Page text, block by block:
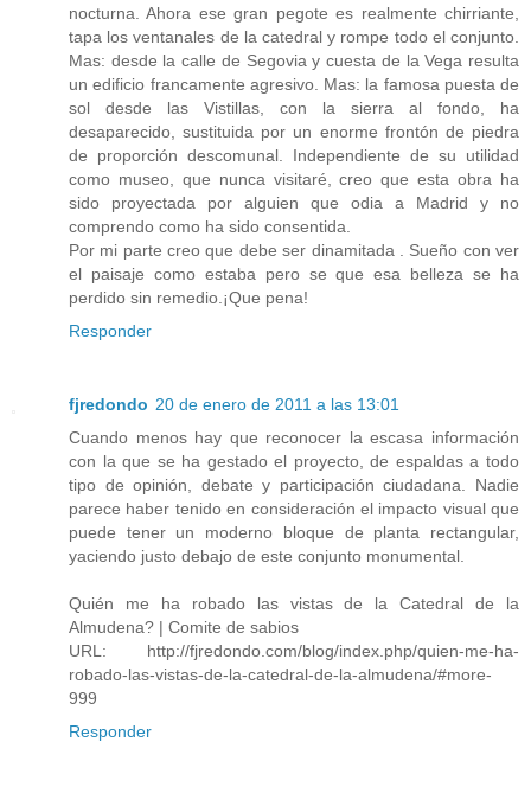
nocturna. Ahora ese gran pegote es realmente chirriante,
tapa los ventanales de la catedral y rompe todo el conjunto.
Mas: desde la calle de Segovia y cuesta de la Vega resulta
un edificio francamente agresivo. Mas: la famosa puesta de
sol desde las Vistillas, con la sierra al fondo, ha
desaparecido, sustituida por un enorme frontón de piedra
de proporción descomunal. Independiente de su utilidad
como museo, que nunca visitaré, creo que esta obra ha
sido proyectada por alguien que odia a Madrid y no
comprendo como ha sido consentida.
Por mi parte creo que debe ser dinamitada . Sueño con ver
el paisaje como estaba pero se que esa belleza se ha
perdido sin remedio.¡Que pena!
Responder
fjredondo 20 de enero de 2011 a las 13:01
Cuando menos hay que reconocer la escasa información
con la que se ha gestado el proyecto, de espaldas a todo
tipo de opinión, debate y participación ciudadana. Nadie
parece haber tenido en consideración el impacto visual que
puede tener un moderno bloque de planta rectangular,
yaciendo justo debajo de este conjunto monumental.
Quién me ha robado las vistas de la Catedral de la
Almudena? | Comite de sabios
URL: http://fjredondo.com/blog/index.php/quien-me-ha-
robado-las-vistas-de-la-catedral-de-la-almudena/#more-
999
Responder